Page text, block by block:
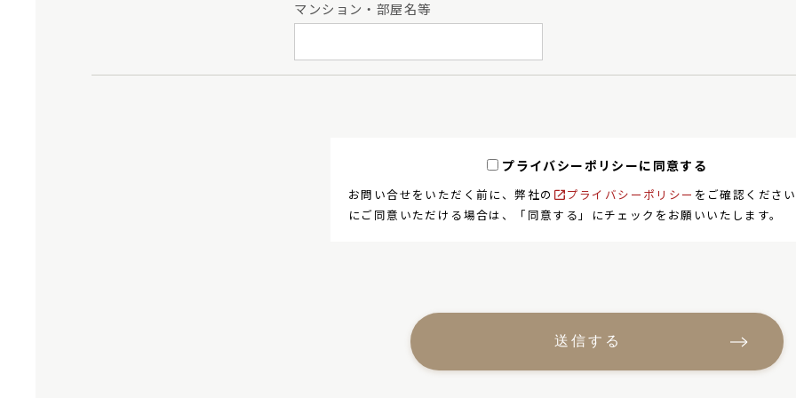
マンション・部屋名等
プライバシーポリシーに同意する
お問い合せをいただく前に、弊社の プライバシーポリシー をご確認くださ
にご同意いただける場合は、「同意する」にチェックをお願いいたします。